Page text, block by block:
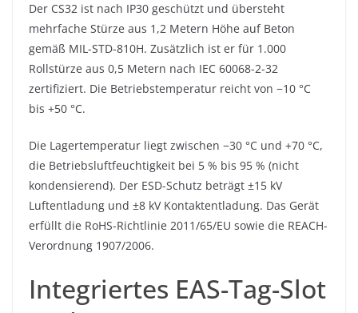
Der CS32 ist nach IP30 geschützt und übersteht
mehrfache Stürze aus 1,2 Metern Höhe auf Beton
gemäß MIL-STD-810H. Zusätzlich ist er für 1.000
Rollstürze aus 0,5 Metern nach IEC 60068-2-32
zertifiziert. Die Betriebstemperatur reicht von −10 °C
bis +50 °C.
Die Lagertemperatur liegt zwischen −30 °C und +70 °C,
die Betriebsluftfeuchtigkeit bei 5 % bis 95 % (nicht
kondensierend). Der ESD-Schutz beträgt ±15 kV
Luftentladung und ±8 kV Kontaktentladung. Das Gerät
erfüllt die RoHS-Richtlinie 2011/65/EU sowie die REACH-
Verordnung 1907/2006.
Integriertes EAS-Tag-Slot